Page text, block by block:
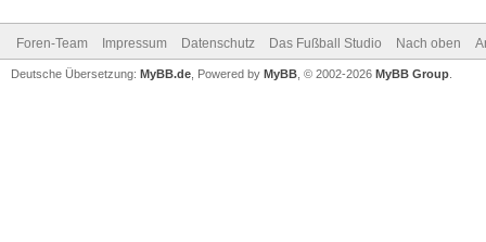
Foren-Team Impressum Datenschutz Das Fußball Studio Nach oben
Deutsche Übersetzung: MyBB.de , Powered by MyBB , © 2002-2026 MyBB Group